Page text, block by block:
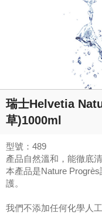
瑞士Helvetia
草)1000ml
型號：489
產品自然溫和，能徹底
本產品是Nature
護。
我們不添加任何化學人